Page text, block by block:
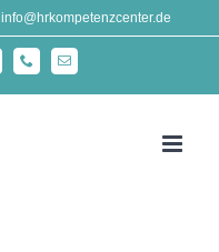
TelefonE-
Mail